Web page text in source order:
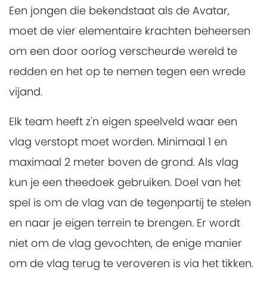
Een jongen die bekendstaat als de Avatar,
moet de vier elementaire krachten beheersen
om een door oorlog verscheurde wereld te
redden en het op te nemen tegen een wrede
vijand.
Elk team heeft z'n eigen speelveld waar een
vlag verstopt moet worden. Minimaal 1 en
maximaal 2 meter boven de grond. Als vlag
kun je een theedoek gebruiken. Doel van het
spel is om de vlag van de tegenpartij te stelen
en naar je eigen terrein te brengen. Er wordt
niet om de vlag gevochten, de enige manier
om de vlag terug te veroveren is via het tikken.